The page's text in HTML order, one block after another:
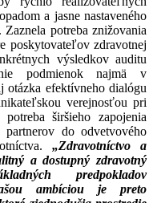
a jasne nastaveného
potreba znižovania
poskytovateľov zdravotnej
výsledkov auditu
podmienok najmä v
otázka efektívneho dialógu
verejnosťou pri
širšieho zapojenia
partnerov do odvetvového
„Zdravotníctvo a
a dostupný zdravotný
predpokladov
ambíciou je preto